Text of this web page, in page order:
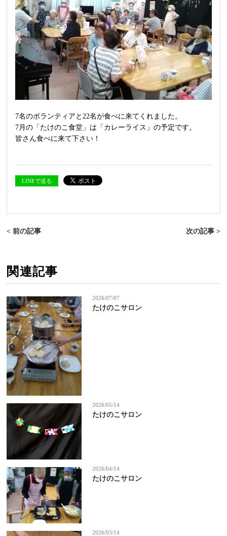
7名のボランティアと22名が食べに来てくれました。
7月の「たけのこ食堂」は「カレーライス」の予定です。
皆さん食べに来て下さい！
LINEで送る
< 前の記事 次の記事 >
関連記事
2026/07/07
たけのこサロン
2026/05/14
たけのこサロン
2026/04/14
たけのこサロン
2026/03/14